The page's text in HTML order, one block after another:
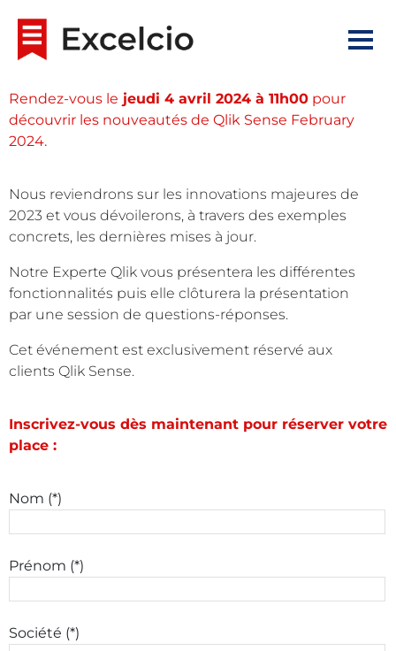
Rendez-vous le jeudi 4 avril 2024 à 11h00 pour
découvrir les nouveautés de Qlik Sense February
2024.
Nous reviendrons sur les innovations majeures de
2023 et vous dévoilerons, à travers des exemples
concrets, les dernières mises à jour.
Notre Experte Qlik vous présentera les différentes
fonctionnalités puis elle clôturera la présentation
par une session de questions-réponses.
Cet événement est exclusivement réservé aux
clients Qlik Sense.
Inscrivez-vous dès maintenant pour réserver votre
place :
Nom (*)
Prénom (*)
Société (*)